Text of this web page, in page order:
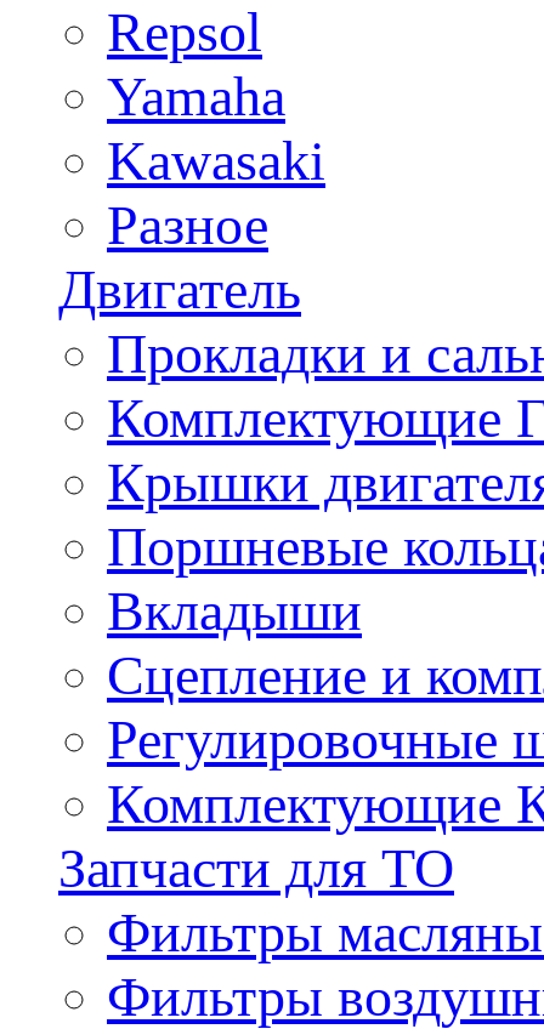
Repsol
Yamaha
Kawasaki
Разное
Двигатель
Прокладки и
Комплектующие
Крышки
Поршневые
Вкладыши
Сцепление и
Регулировочные
Комплектующие
Запчасти для ТО
Фильтры
Фильтры